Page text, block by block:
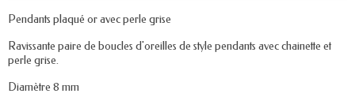
Pendants plaqué or avec perle grise
Ravissante paire de boucles d'oreilles de style pendants avec chainette et
perle grise.
Diamètre 8 mm